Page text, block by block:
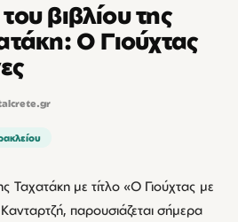
βιβλίου της
Ο Γιούχτας
Ταχατάκη με τίτλο «Ο Γιούχτας με
παρουσιάζεται σήμερα